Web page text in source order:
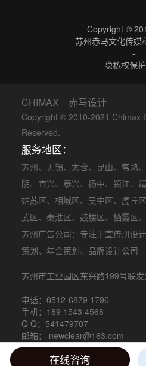
Copyright ©
苏州赤马文化传媒
-
隐私权保
CHIMAX 赤马设计
Copyright © 2010-2021 Chimax
Reserved.
服务地区：
苏州、 无锡、 太仓、 昆山、 常熟、
阴、 宜兴、 泰兴、 扬中、 镇江、
姑苏区、 相城区、 吴中区、 虎丘区
武区、 秦淮区、 鼓楼区、 栖霞区、
苏州广告公司：专注于宣传册设计
策划、 年会策划、品牌设计公司
苏州市工业园区东兴路199号联
电话：0512-6879 1796
手机：189 1543 4568
Q Q：541479707
邮箱： newclear@163.com
在线咨询